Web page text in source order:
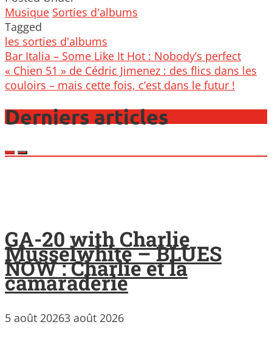
Musique Sorties d'albums
Tagged
les sorties d'albums
Post
navigation
Bar Italia – Some Like It Hot : Nobody’s perfect
« Chien 51 » de Cédric Jimenez : des flics dans les
couloirs – mais cette fois, c’est dans le futur !
Derniers articles
GA-20 with Charlie
Musselwhite – BLUES
NOW : Charlie et la
camaraderie
5 août 20263 août 2026